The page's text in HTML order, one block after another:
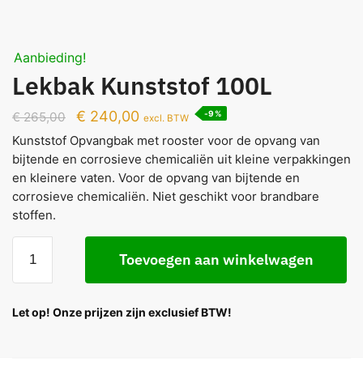
Aanbieding!
Lekbak Kunststof 100L
€265,00 € 240,00 excl. BTW -9%
Kunststof Opvangbak met rooster voor de opvang van
bijtende en corrosieve chemicaliën uit kleine verpakkingen
en kleinere vaten. Voor de opvang van bijtende en
corrosieve chemicaliën. Niet geschikt voor brandbare
stoffen.
Toevoegen aan winkelwagen
Let op! Onze prijzen zijn exclusief BTW!